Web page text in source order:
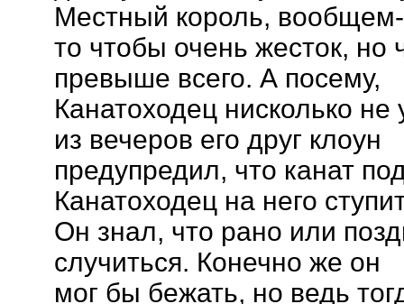
Местный король,
то чтобы очень жесток, но
превыше всего. А посему,
Канатоходец нисколько не
из вечеров его друг клоун
предупредил, что канат
Канатоходец на него
Он знал, что рано или
случиться. Конечно же он
мог бы бежать, но ведь